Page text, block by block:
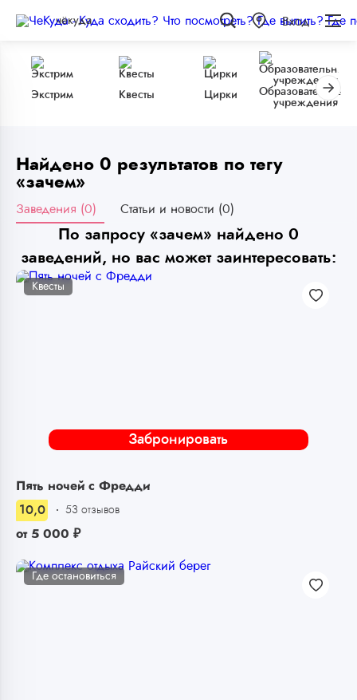
чёкуда Вход
Экстрим Квесты Цирки
Образовательные
учреждения
Найдено 0 результатов по тегу
«зачем»
Заведения (0) Статьи и новости (0)
По запросу «зачем» найдено 0
заведений, но вас может заинтересовать:
Забронировать
Квесты
Пять ночей с Фредди
10,0
53 отзывов
от 5 000 ₽
Где остановиться